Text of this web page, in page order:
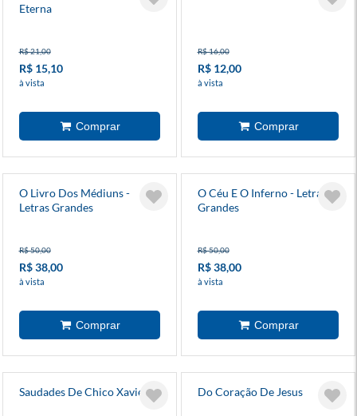
Eterna
R$ 21,00
R$ 15,10
à vista
R$ 16,00
R$ 12,00
à vista
O Livro Dos Médiuns -
Letras Grandes
R$ 50,00
R$ 38,00
à vista
O Céu E O Inferno - Letras
Grandes
R$ 50,00
R$ 38,00
à vista
Saudades De Chico Xavier Do Coração De Jesus